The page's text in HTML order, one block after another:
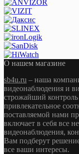
О нашем магазине
sb4u.ru – наша
видеонаблюдения и
строжайший контроль
привлекательное
поставляемой нами
включает в себя все
видеонаблюдения,
Вам подберут
все ваши интересы.